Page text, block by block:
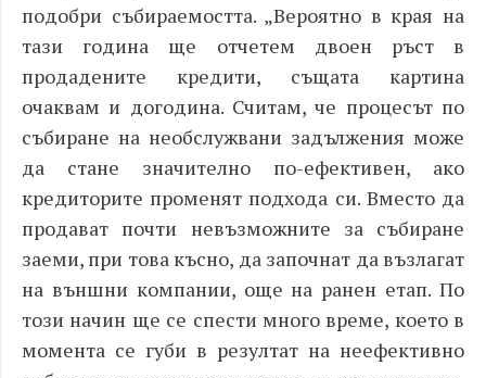
подобри събираемостта. „Вероятно в края на
тази година ще отчетем двоен ръст в
продадените кредити, същата картина
очаквам и догодина. Считам, че процесът по
събиране на необслужвани задължения може
да стане значително по-ефективен, ако
кредиторите променят подхода си. Вместо да
продават почти невъзможните за събиране
заеми, при това късно, да започнат да възлагат
на външни компании, още на ранен етап. По
този начин ще се спести много време, което в
момента се губи в резултат на неефективно